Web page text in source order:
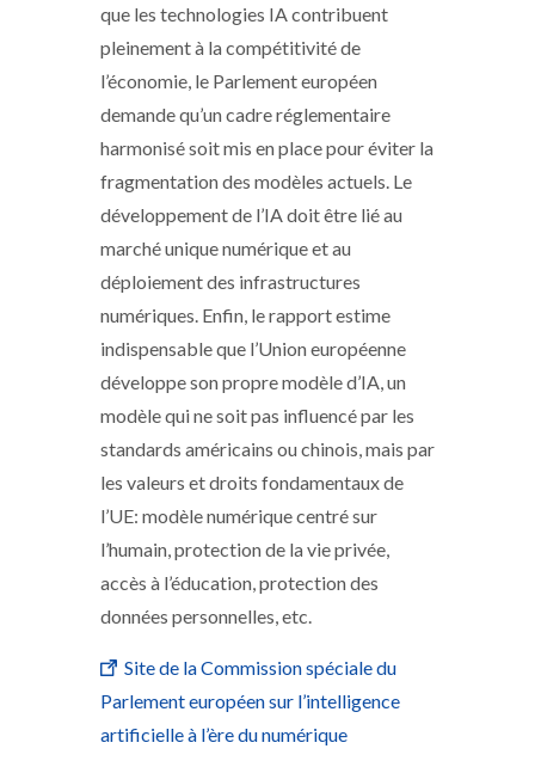
que les technologies IA contribuent
pleinement à la compétitivité de
l’économie, le Parlement européen
demande qu’un cadre réglementaire
harmonisé soit mis en place pour éviter la
fragmentation des modèles actuels. Le
développement de l’IA doit être lié au
marché unique numérique et au
déploiement des infrastructures
numériques. Enfin, le rapport estime
indispensable que l’Union européenne
développe son propre modèle d’IA, un
modèle qui ne soit pas influencé par les
standards américains ou chinois, mais par
les valeurs et droits fondamentaux de
l’UE: modèle numérique centré sur
l’humain, protection de la vie privée,
accès à l’éducation, protection des
données personnelles, etc.
Site de la Commission spéciale du
Parlement européen sur l’intelligence
artificielle à l’ère du numérique